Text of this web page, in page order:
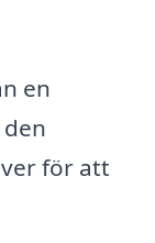
en
för att